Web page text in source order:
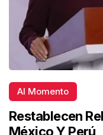
Al Momento
Restablecen
México Y Perú